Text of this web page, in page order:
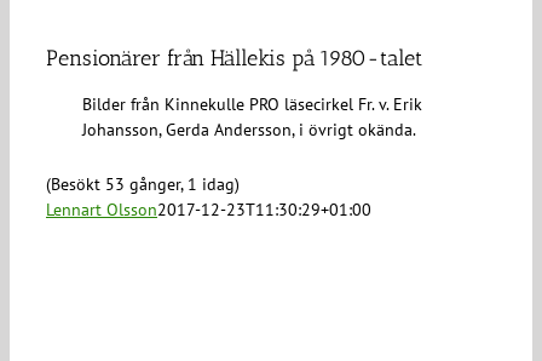
Pensionärer från Hällekis på 1980-talet
Bilder från Kinnekulle PRO läsecirkel Fr. v. Erik
Johansson, Gerda Andersson, i övrigt okända.
(Besökt 53 gånger, 1 idag)
Lennart Olsson2017-12-23T11:30:29+01:00